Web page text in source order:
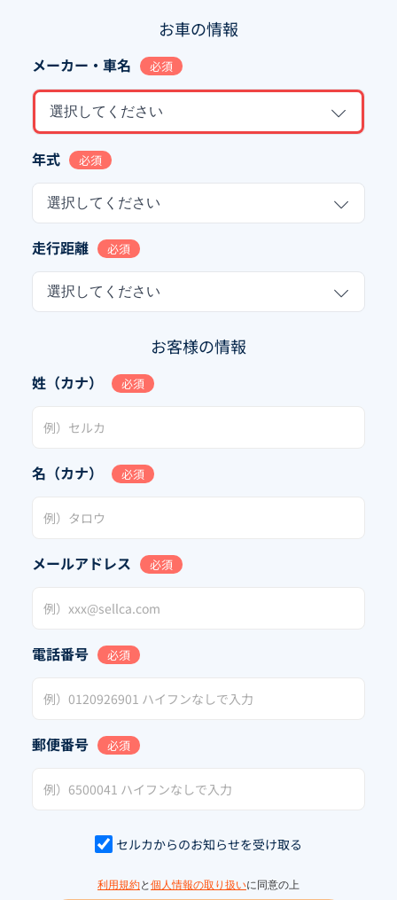
お車の情報
メーカー・車名 必須
選択してください
年式 必須
選択してください
走行距離 必須
選択してください
お客様の情報
姓（カナ） 必須
名（カナ） 必須
メールアドレス 必須
電話番号 必須
郵便番号 必須
セルカからのお知らせを受け取る
利用規約と 個人情報の取り扱いに同意の上